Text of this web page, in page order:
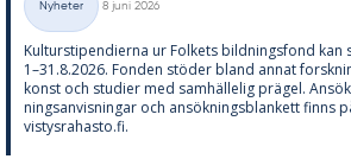
Kategorier
Nyheter
8 juni 2026
Kul­tursti­pen­di­er­na ur Fol­kets bild­nings­fond kan
1–31.8.2026. Fon­den stö­der bland an­nat
konst och stu­di­er med sam­häl­le­lig prä­gel.
nings­an­vis­ning­ar och an­sök­nings­blan­kett fin­ns
vis­tys­ra­has­to.fi.